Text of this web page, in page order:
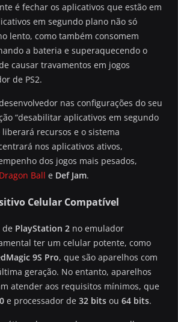
é fechar os aplicativos que estão em
em segundo plano não só
lento, como também consomem
a bateria e superaquecendo o
causar travamentos em jogos
de PS2.
nas configurações do seu
“desabilitar aplicativos em segundo
liberará recursos e o sistema
nos aplicativos ativos,
dos jogos mais pesados,
Dragon Ball e Def Jam.
Celular Compatível
de PlayStation 2 no emulador
ter um celular potente, como
9S Pro, que são aparelhos com
geração. No entanto, aparelhos
atender aos requisitos mínimos, que
e processador de 32 bits ou 64 bits.